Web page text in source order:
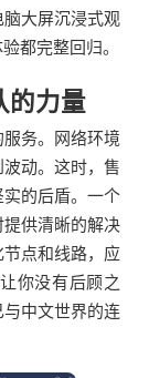
大屏沉浸式观
都完整回归。
的力量
务。网络环境
动。这时，售
的后盾。一个
供清晰的解决
点和线路，应
你没有后顾之
中文世界的连